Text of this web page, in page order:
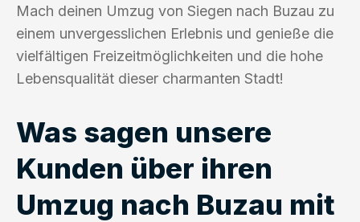
Mach deinen Umzug von Siegen nach Buzau zu
einem unvergesslichen Erlebnis und genieße die
vielfältigen Freizeitmöglichkeiten und die hohe
Lebensqualität dieser charmanten Stadt!
Was sagen unsere
Kunden über ihren
Umzug nach Buzau mit